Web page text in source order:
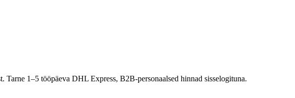
1–5 tööpäeva DHL Express, B2B-personaalsed hinnad sisselogituna.